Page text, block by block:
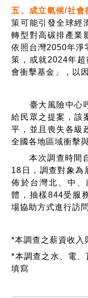
五、 成立氣候/社會
策可能引發全球經
轉型對高碳排產業
依照台灣2050年淨
策，或就2024年超
會衝擊基金」，以
臺大風險中心呼
給民眾之提案，該
平，並且喪失各級
全國各地區域衝擊
本次調查時間
18 日，調查對象為
佈於台灣北、中、
體，抽樣844受服
場協助方式進行訪問
*本調查之薪資收入
*本調查之水、電
填寫